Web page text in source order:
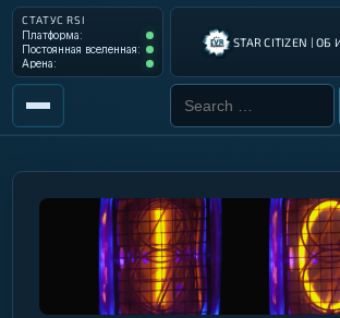
СТАТУС RSI
Платформа:
Платформа: Operational
Постоянная вселенная:
Постоянная вселенная: Operational
Арена:
Арена: Operational
STAR CITIZEN |
Search for:
ИНСТРУМЕНТЫ
РАЗРАБОТКА ИГРЫ
ИНСТРУКЦИИ ПИЛОТА